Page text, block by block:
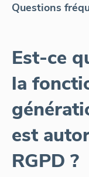
Est-ce
la
est
RGPD ?